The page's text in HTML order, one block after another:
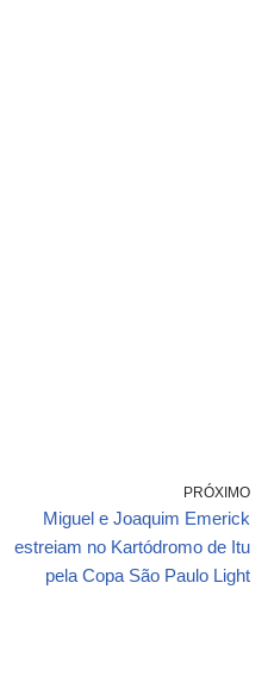
PRÓXIMO
Miguel e Joaquim Emerick
estreiam no Kartódromo de Itu
pela Copa São Paulo Light